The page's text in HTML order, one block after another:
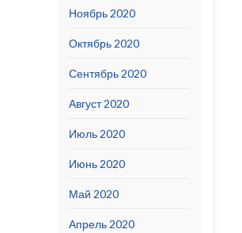
Ноябрь 2020
Октябрь 2020
Сентябрь 2020
Август 2020
Июль 2020
Июнь 2020
Май 2020
Апрель 2020